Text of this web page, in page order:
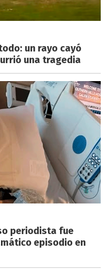
un rayo cayó
una tragedia
periodista fue
episodio en